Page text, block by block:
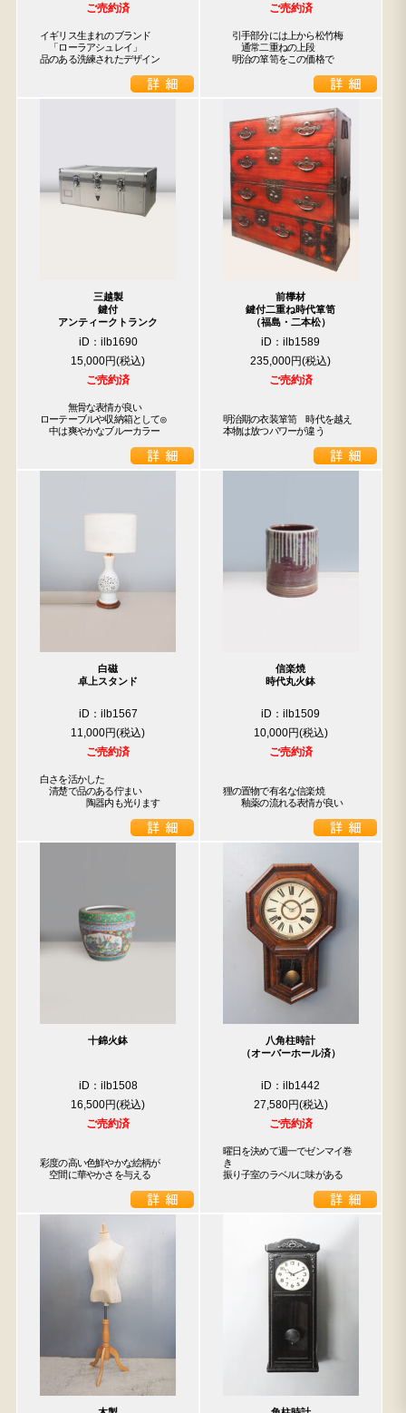
ご売約済
イギリス生まれのブランド
「ローラアシュレイ」
品のある洗練されたデザイン
ご売約済
引手部分には上から松竹梅
通常二重ねの上段
明治の箪笥をこの価格で
三越製
鍵付
アンティークトランク
iD：ilb1690
15,000円
ご売約済
無骨な表情が良い
ローテーブルや収納箱として◎
中は爽やかなブルーカラー
前﨔材
鍵付二重ね時代箪笥
（福島・二本松）
iD：ilb1589
235,000円
ご売約済
明治期の衣装箪笥　時代を越え
本物は放つパワーが違う
白磁
卓上スタンド
iD：ilb1567
11,000円
ご売約済
白さを活かした
清楚で品のある佇まい
陶器内も光ります
信楽焼
時代丸火鉢
iD：ilb1509
10,000円
ご売約済
狸の置物で有名な信楽焼
釉薬の流れる表情が良い
十錦火鉢
iD：ilb1508
16,500円
ご売約済
彩度の高い色鮮やかな絵柄が
空間に華やかさを与える
八角柱時計
（オーバーホール済）
iD：ilb1442
27,580円
ご売約済
曜日を決めて週一でゼンマイ巻
き
振り子室のラベルに味がある